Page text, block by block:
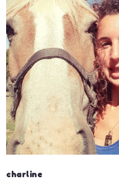
charline